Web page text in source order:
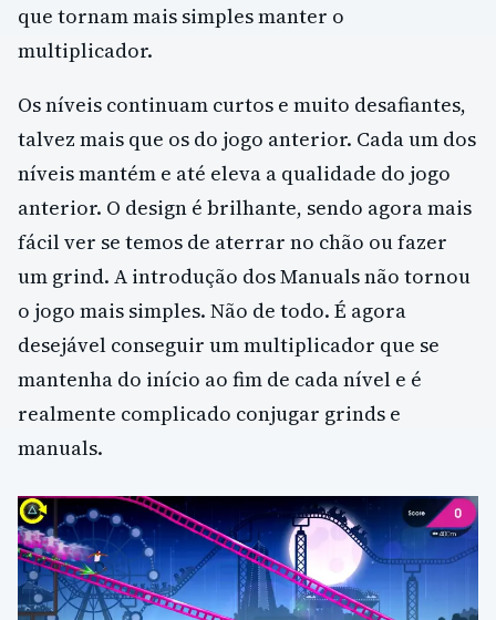
que tornam mais simples manter o
multiplicador.
Os níveis continuam curtos e muito desafiantes,
talvez mais que os do jogo anterior. Cada um dos
níveis mantém e até eleva a qualidade do jogo
anterior. O design é brilhante, sendo agora mais
fácil ver se temos de aterrar no chão ou fazer
um grind. A introdução dos Manuals não tornou
o jogo mais simples. Não de todo. É agora
desejável conseguir um multiplicador que se
mantenha do início ao fim de cada nível e é
realmente complicado conjugar grinds e
manuals.